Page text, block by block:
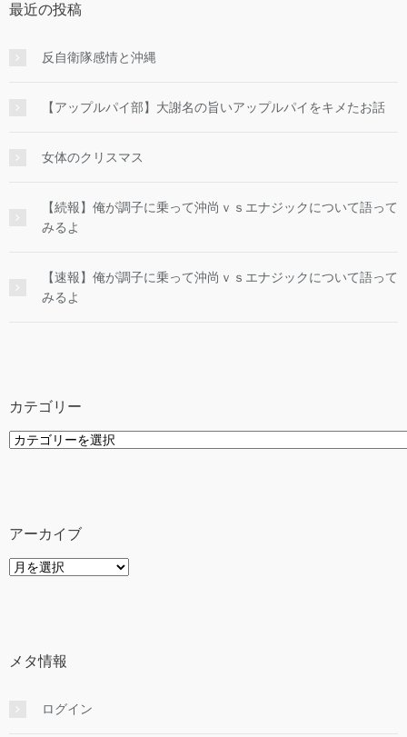
最近の投稿
反自衛隊感情と沖縄
【アップルパイ部】大謝名の旨いアップルパイをキメたお話
女体のクリスマス
【続報】俺が調子に乗って沖尚ｖｓエナジックについて語って
みるよ
【速報】俺が調子に乗って沖尚ｖｓエナジックについて語って
みるよ
カテゴリー
カ
アーカイブ
ア
メタ情報
ログイン